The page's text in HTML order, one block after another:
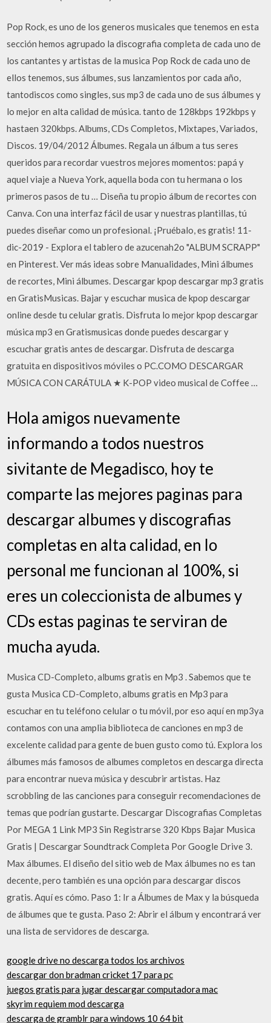
Pop Rock, es uno de los generos musicales que tenemos en esta
sección hemos agrupado la discografia completa de cada uno de
los cantantes y artistas de la musica Pop Rock de cada uno de
ellos tenemos, sus álbumes, sus lanzamientos por cada año,
tantodiscos como singles, sus mp3 de cada uno de sus álbumes y
lo mejor en alta calidad de música. tanto de 128kbps 192kbps y
hastaen 320kbps. Albums, CDs Completos, Mixtapes, Variados,
Discos. 19/04/2012 Álbumes. Regala un álbum a tus seres
queridos para recordar vuestros mejores momentos: papá y
aquel viaje a Nueva York, aquella boda con tu hermana o los
primeros pasos de tu … Diseña tu propio álbum de recortes con
Canva. Con una interfaz fácil de usar y nuestras plantillas, tú
puedes diseñar como un profesional. ¡Pruébalo, es gratis! 11-
dic-2019 - Explora el tablero de azucenah2o "ALBUM SCRAPP"
en Pinterest. Ver más ideas sobre Manualidades, Mini álbumes
de recortes, Mini álbumes. Descargar kpop descargar mp3 gratis
en GratisMusicas. Bajar y escuchar musica de kpop descargar
online desde tu celular gratis. Disfruta lo mejor kpop descargar
música mp3 en Gratismusicas donde puedes descargar y
escuchar gratis antes de descargar. Disfruta de descarga
gratuita en dispositivos móviles o PC.COMO DESCARGAR
MÚSICA CON CARÁTULA ★ K-POP video musical de Coffee …
Hola amigos nuevamente
informando a todos nuestros
sivitante de Megadisco, hoy te
comparte las mejores paginas para
descargar albumes y discografias
completas en alta calidad, en lo
personal me funcionan al 100%, si
eres un coleccionista de albumes y
CDs estas paginas te serviran de
mucha ayuda.
Musica CD-Completo, albums gratis en Mp3 . Sabemos que te
gusta Musica CD-Completo, albums gratis en Mp3 para
escuchar en tu teléfono celular o tu móvil, por eso aquí en mp3ya
contamos con una amplia biblioteca de canciones en mp3 de
excelente calidad para gente de buen gusto como tú. Explora los
álbumes más famosos de albumes completos en descarga directa
para encontrar nueva música y descubrir artistas. Haz
scrobbling de las canciones para conseguir recomendaciones de
temas que podrían gustarte. Descargar Discografias Completas
Por MEGA 1 Link MP3 Sin Registrarse 320 Kbps Bajar Musica
Gratis | Descargar Soundtrack Completa Por Google Drive 3.
Max álbumes. El diseño del sitio web de Max álbumes no es tan
decente, pero también es una opción para descargar discos
gratis. Aquí es cómo. Paso 1: Ir a Álbumes de Max y la búsqueda
de álbumes que te gusta. Paso 2: Abrir el álbum y encontrará ver
una lista de servidores de descarga.
google drive no descarga todos los archivos
descargar don bradman cricket 17 para pc
juegos gratis para jugar descargar computadora mac
skyrim requiem mod descarga
descarga de gramblr para windows 10 64 bit